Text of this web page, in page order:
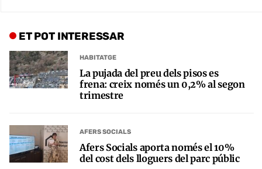
ET POT INTERESSAR
HABITATGE
La pujada del preu dels pisos es
frena: creix només un 0,2% al segon
trimestre
AFERS SOCIALS
Afers Socials aporta només el 10%
del cost dels lloguers del parc públic